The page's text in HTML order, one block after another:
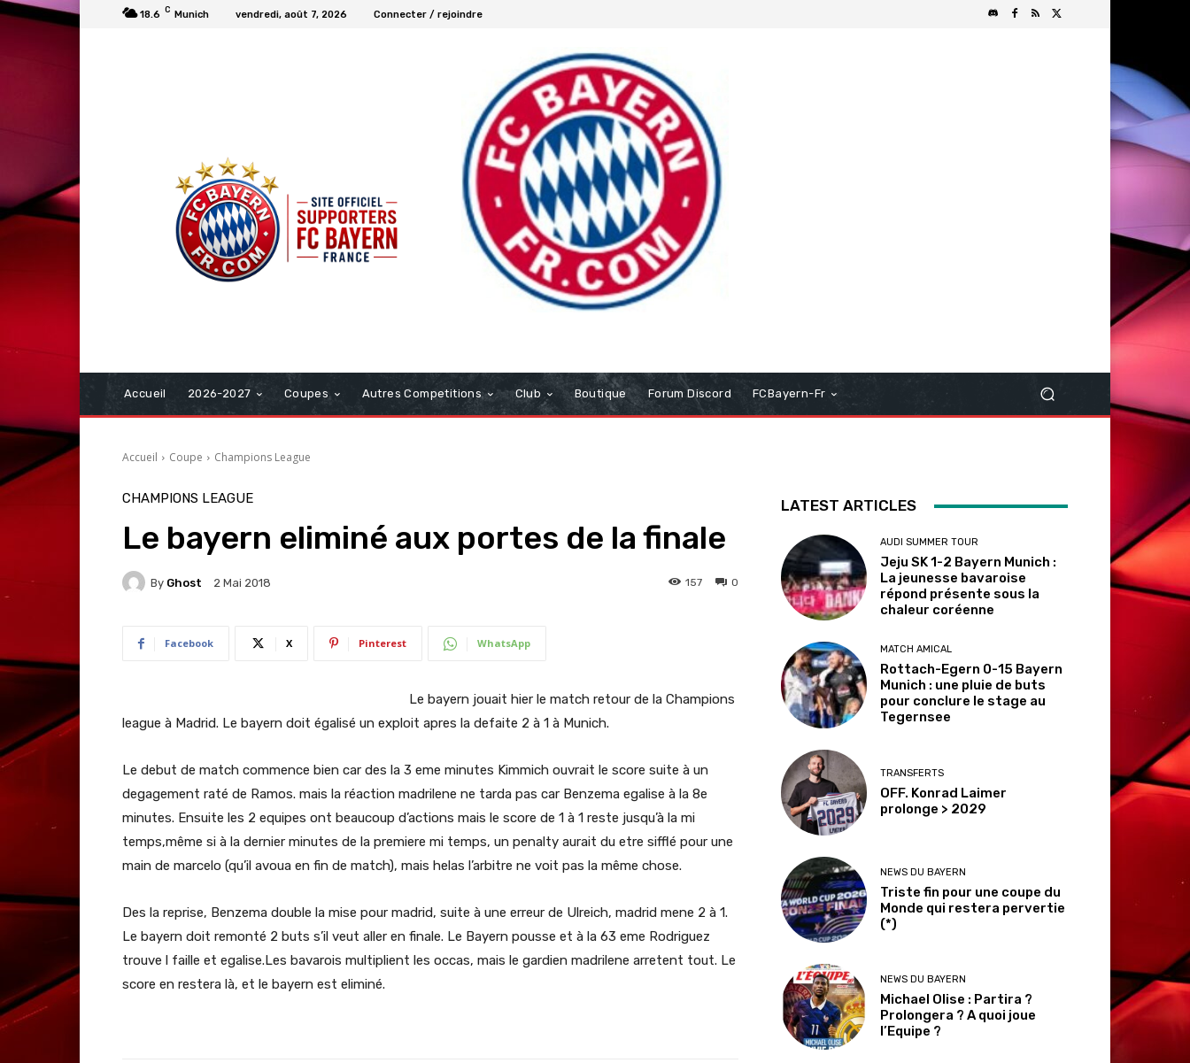
18.6 C Munich vendredi, août 7, 2026 Connecter / rejoindre
Accueil 2026-2027 Coupes Autres Competitions Club Boutique Forum Discord FCBayern-Fr
Accueil Coupe Champions League
CHAMPIONS LEAGUE
Le bayern eliminé aux portes de la finale
By Ghost 2 Mai 2018 0
157
Facebook X Pinterest WhatsApp
Le bayern jouait hier le match retour de la Champions
league à Madrid. Le bayern doit égalisé un exploit apres la defaite 2 à 1 à Munich.
Le debut de match commence bien car des la 3 eme minutes Kimmich ouvrait le score suite à un
degagement raté de Ramos. mais la réaction madrilene ne tarda pas car Benzema egalise à la 8e
minutes. Ensuite les 2 equipes ont beaucoup d’actions mais le score de 1 à 1 reste jusqu’à la mi
temps,même si à la dernier minutes de la premiere mi temps, un penalty aurait du etre sifflé pour une
main de marcelo (qu’il avoua en fin de match), mais helas l’arbitre ne voit pas la même chose.
Des la reprise, Benzema double la mise pour madrid, suite à une erreur de Ulreich, madrid mene 2 à 1.
Le bayern doit remonté 2 buts s’il veut aller en finale. Le Bayern pousse et à la 63 eme Rodriguez
trouve l faille et egalise.Les bavarois multiplient les occas, mais le gardien madrilene arretent tout. Le
score en restera là, et le bayern est eliminé.
LATEST ARTICLES
AUDI SUMMER TOUR
Jeju SK 1-2 Bayern Munich :
La jeunesse bavaroise
répond présente sous la
chaleur coréenne
MATCH AMICAL
Rottach-Egern 0-15 Bayern
Munich : une pluie de buts
pour conclure le stage au
Tegernsee
TRANSFERTS
OFF. Konrad Laimer
prolonge > 2029
NEWS DU BAYERN
Triste fin pour une coupe du
Monde qui restera pervertie
(*)
NEWS DU BAYERN
Michael Olise : Partira ?
Prolongera ? A quoi joue
l’Equipe ?